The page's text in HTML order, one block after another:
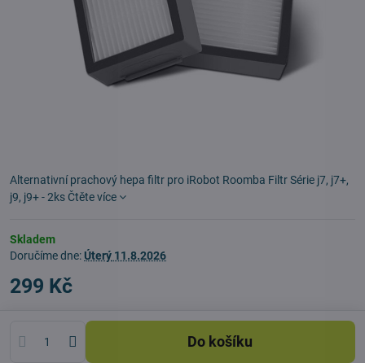
Alternativní prachový hepa filtr pro iRobot Roomba Filtr Série j7, j7+,
j9, j9+ - 2ks Čtěte více
Skladem
Doručíme dne:Úterý 11.8.2026
299 Kč
Do košíku